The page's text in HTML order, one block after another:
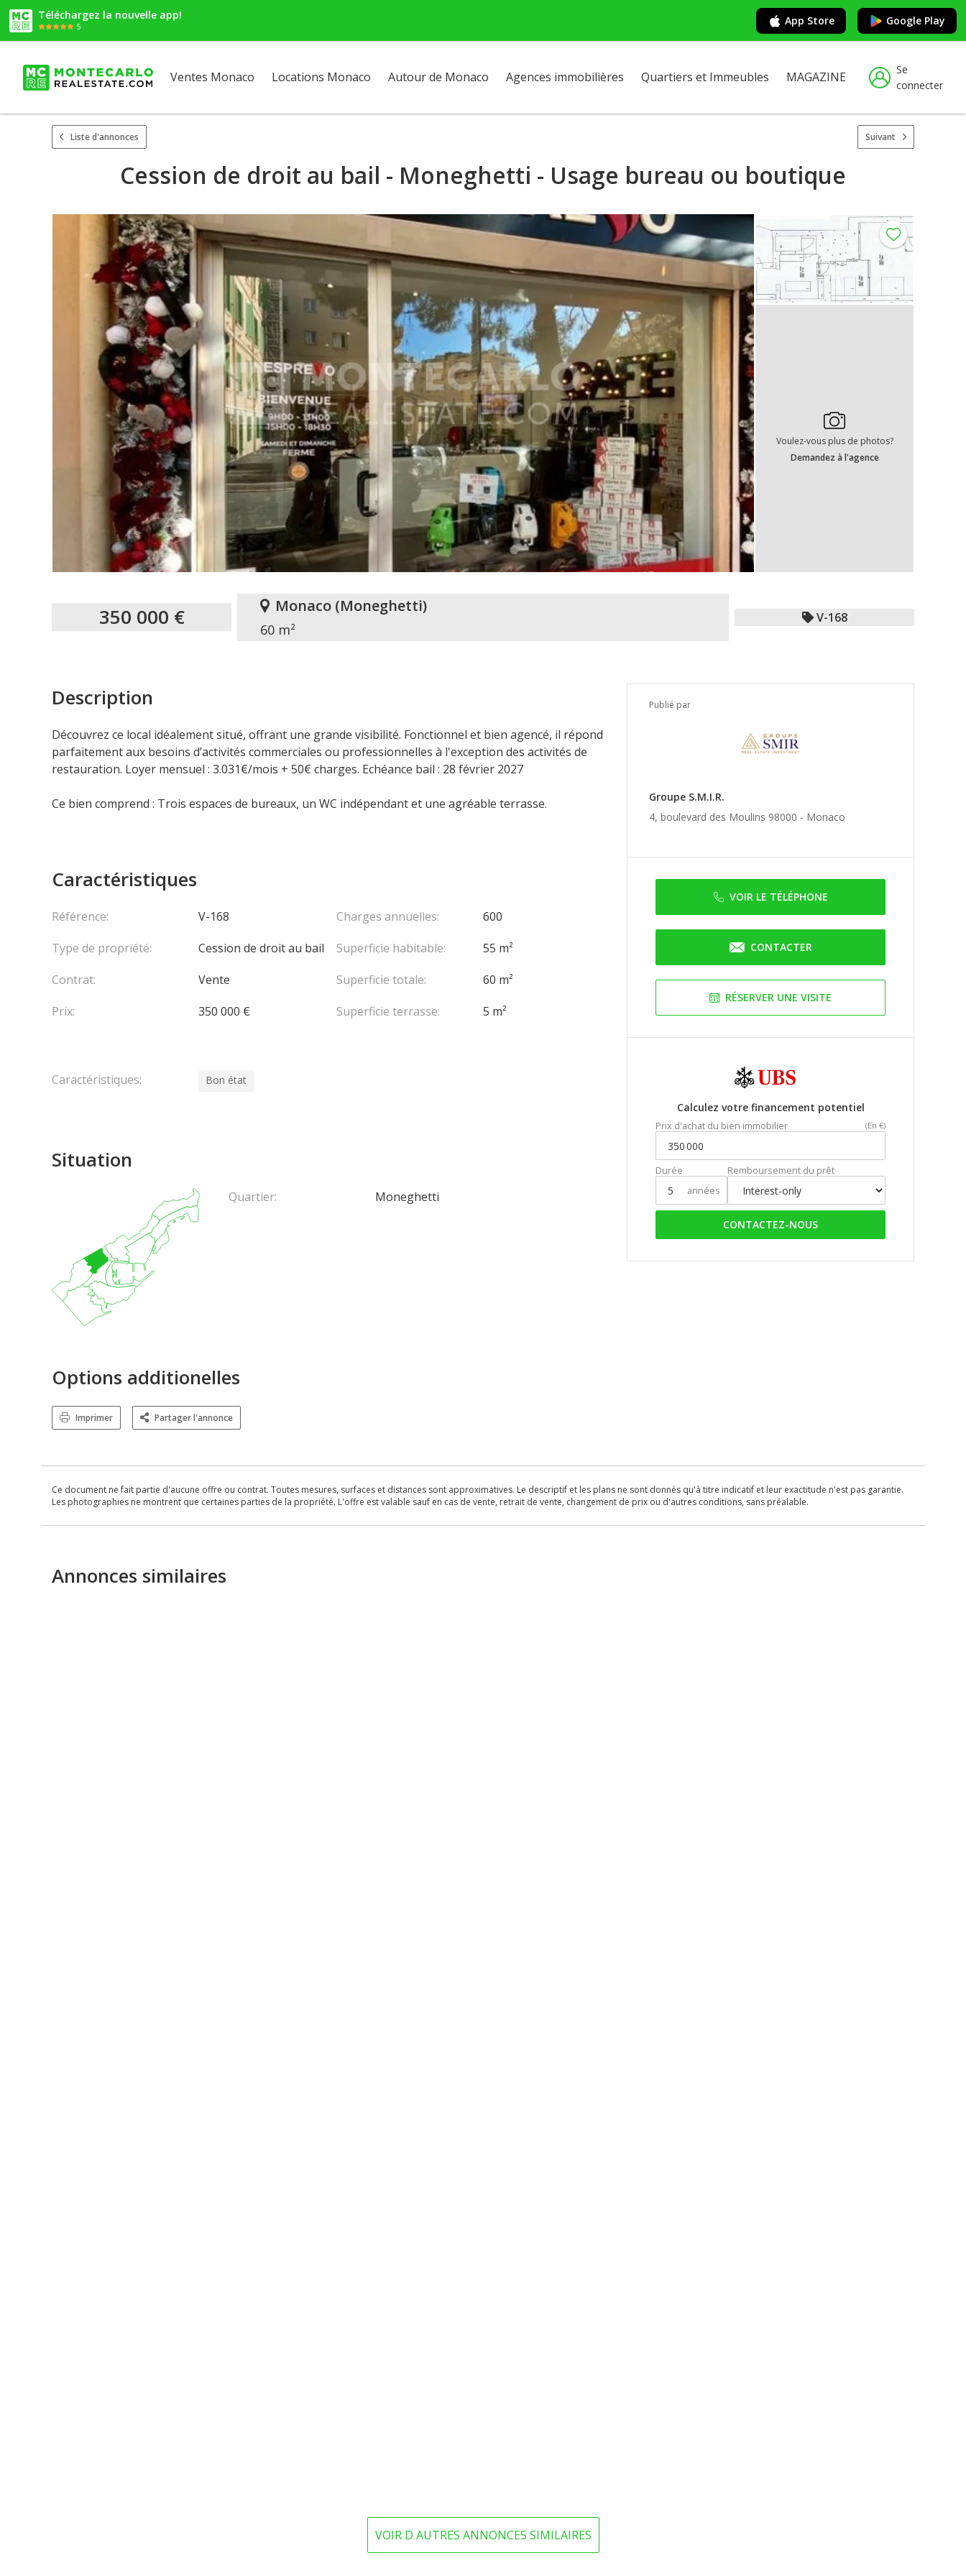
Téléchargez la nouvelle app!
5 App Store Google Play
Ventes Monaco Locations Monaco Autour de Monaco Agences immobilières Quartiers et Immeubles MAGAZINE
Se
connecter
Liste d'annonces Suivant
Cession de droit au bail - Moneghetti - Usage bureau ou boutique
Voulez-vous plus de photos?
Demandez à l'agence
350 000 € Monaco (Moneghetti)
60 m²
V-168
Publié par
Groupe S.M.I.R.
4, boulevard des Moulins 98000 - Monaco
VOIR LE TÉLÉPHONE
CONTACTER
RÉSERVER UNE VISITE
Calculez votre financement potentiel
Prix d'achat du bien immobilier (En €)
Durée
années
Remboursement du prêt
CONTACTEZ-NOUS
Description
Découvrez ce local idéalement situé, offrant une grande visibilité. Fonctionnel et bien agencé, il répond
parfaitement aux besoins d’activités commerciales ou professionnelles à l'exception des activités de
restauration. Loyer mensuel : 3.031€/mois + 50€ charges. Echéance bail : 28 février 2027
Ce bien comprend : Trois espaces de bureaux, un WC indépendant et une agréable terrasse.
Caractéristiques
Référence:
V-168
Type de propriété:
Cession de droit au bail
Contrat:
Vente
Prix:
350 000 €
Charges annuelles:
600
Superficie habitable:
55 m²
Superficie totale:
60 m²
Superficie terrasse:
5 m²
Caractéristiques: Bon état
Situation
Quartier: Moneghetti
Options additionelles
Imprimer Partager l'annonce
Ce document ne fait partie d'aucune offre ou contrat. Toutes mesures, surfaces et distances sont approximatives. Le descriptif et les plans ne sont donnés qu'à titre indicatif et leur exactitude n'est pas garantie.
Les photographies ne montrent que certaines parties de la propriété. L'offre est valable sauf en cas de vente, retrait de vente, changement de prix ou d'autres conditions, sans préalable.
Annonces similaires
VOIR D AUTRES ANNONCES SIMILAIRES